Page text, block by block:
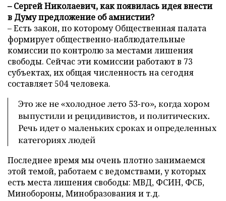
– Сергей Николаевич, как появилась идея внести
в Думу предложение об амнистии?
– Есть закон, по которому Общественная палата
формирует общественно-наблюдательные
комиссии по контролю за местами лишения
свободы. Сейчас эти комиссии работают в 73
субъектах, их общая численность на сегодня
составляет 504 человека.
Это же не «холодное лето 53-го», когда хором
выпустили и рецидивистов, и политических.
Речь идет о маленьких сроках и определенных
категориях людей
Последнее время мы очень плотно занимаемся
этой темой, работаем с ведомствами, у которых
есть места лишения свободы: МВД, ФСИН, ФСБ,
Минобороны, Минобразования и т.д.